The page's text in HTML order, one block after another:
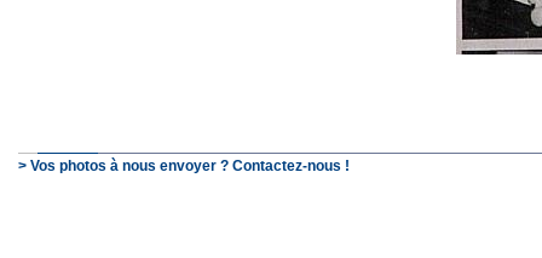
> Vos photos à nous envoyer ? Contactez-nous !